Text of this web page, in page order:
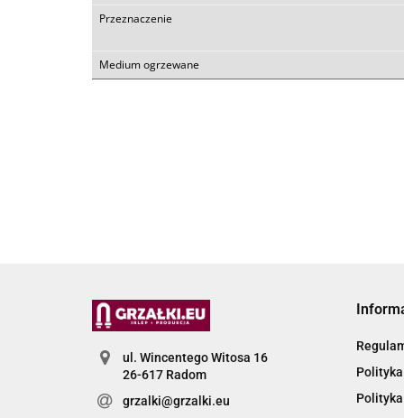
Przeznaczenie
Medium ogrzewane
ul. Wincentego Witosa 16
26-617 Radom
grzalki@grzalki.eu